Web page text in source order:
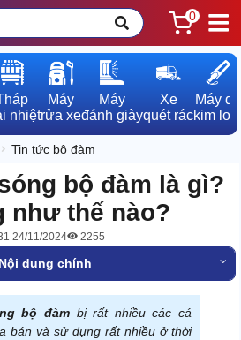
0
nhiệt
Máy
rửa xe
Máy
đánh giày
Xe
quét rác
Máy dò
kim loại
Tin tức bộ đàm
bộ đàm là gì?
như thế nào?
24/11/2024 2255
Nội dung chính
bộ đàm bị rất nhiều các cá
bán và sử dụng rất nhiều ở thời